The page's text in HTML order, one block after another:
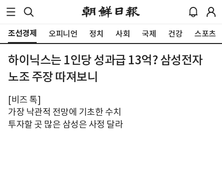
조선경제 오피니언 정치 사회 국제 건강 스포츠
하이닉스는 1인당 성과급 13억? 삼성전자
노조 주장 따져보니
[비즈 톡]
가장 낙관적 전망에 기초한 수치
투자할 곳 많은 삼성은 사정 달라